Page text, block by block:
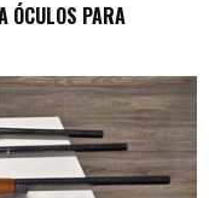
ÓCULOS PARA